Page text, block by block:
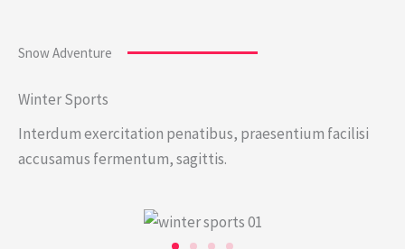
Snow Adventure
Winter Sports
Interdum exercitation penatibus, praesentium facilisi
accusamus fermentum, sagittis.